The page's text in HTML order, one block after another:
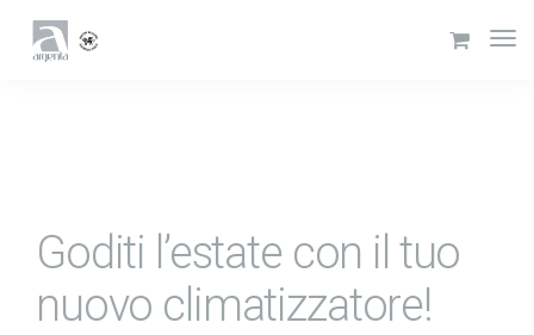
Goditi l’estate con il tuo
nuovo climatizzatore!